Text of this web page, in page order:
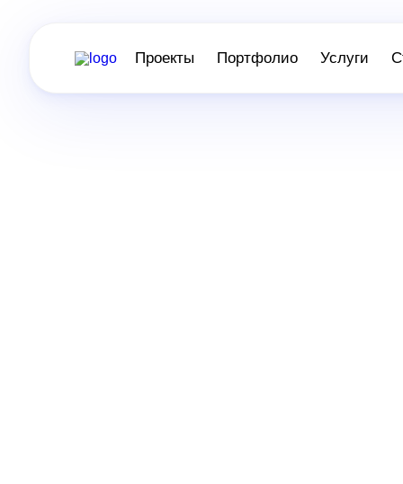
Проекты Портфолио Услуги